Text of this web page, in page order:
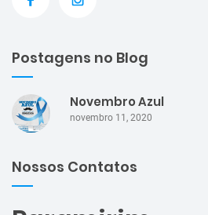
Postagens no Blog
Novembro Azul
novembro 11, 2020
Nossos Contatos